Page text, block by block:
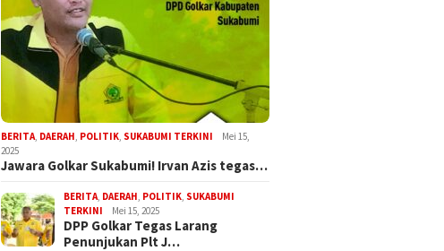
BERITA DAERAH POLITIK SUKABUMI TERKINI
Mei 15,
2025
Jawara Golkar Sukabumi! Irvan Azis tegas…
BERITA DAERAH POLITIK SUKABUMI
TERKINI
Mei 15, 2025
DPP Golkar Tegas Larang
Penunjukan Plt J…